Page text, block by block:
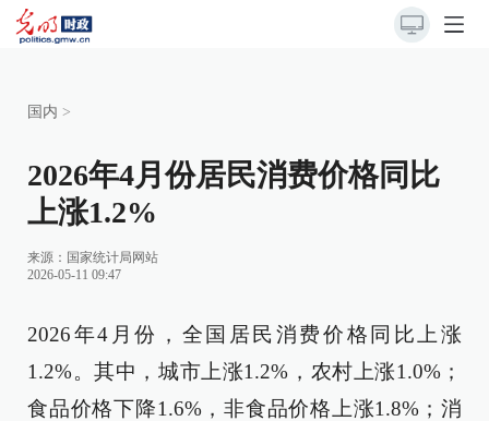
国内 >
2026年4月份居民消费价格同比
上涨1.2%
来源： 国家统计局网站
2026-05-11 09:47
2026年4月份，全国居民消费价格同比上涨
1.2%。其中，城市上涨1.2%，农村上涨1.0%；
食品价格下降1.6%，非食品价格上涨1.8%；消